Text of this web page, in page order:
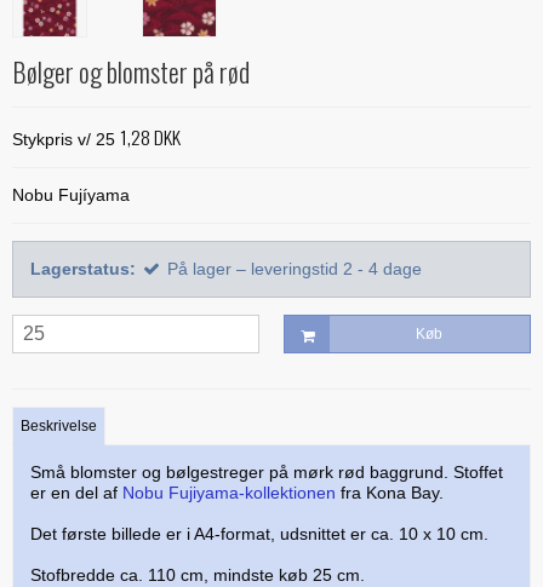
Stof efter farve
Treasure Håndquiltetråd
Glitter 'hologram'tråd
Indlægsstoffer
Polyester mellemfoer
Alle bøger
Julebøger
Modern Quilts
Paper/foundation piecing
Mønstre
Alle mønstre
BeColourful - Jacqueline de Jonge
Mønstre til stamps
Mønstre fra Sew Kind of Wonderful
Skabeloner og linealer
Buede former
Creative Grids
Diverse skabeloner
Linealer
Marti Michell skabeloner
Studio 180 Design
Bøger om quiltning
Div. tilbehør til quiltning
Quiltemønstre
Fortrykte quilttoppe
Taskemønstre og -tilbehør
Taskemønstre
Lynlåse
Hardware - taskespænder
Mesh og fold-over elastik
Øvrigt tilbehør til tasker
Materialer til masker/mundbind
Kork og kunstlæder
Bølger og blomster på rød
Stykpris v/ 25 1,28 DKK
Nobu Fujíyama
Lagerstatus: På lager – leveringstid 2 - 4 dage
Køb
Beskrivelse
Små blomster og bølgestreger på mørk rød baggrund. Stoffet
er en del af Nobu Fujiyama-kollektionen fra Kona Bay.
Det første billede er i A4-format, udsnittet er ca. 10 x 10 cm.
Stofbredde ca. 110 cm, mindste køb 25 cm.